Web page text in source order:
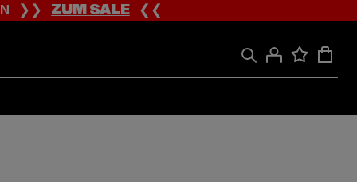
❯❯ZUM SALE❮❮